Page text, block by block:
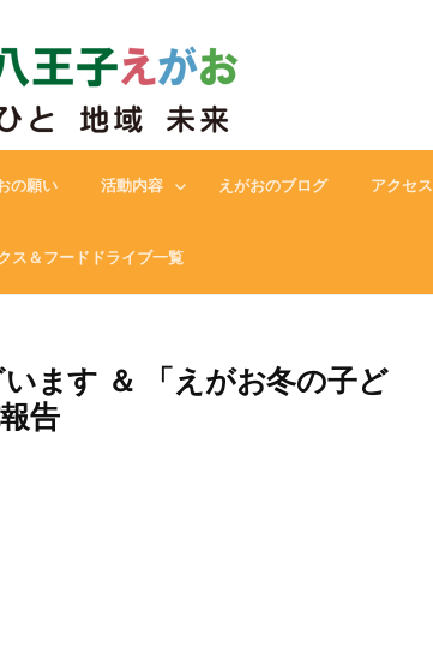
の願い 活動内容 えがおのブログ アクセス
ス＆フードドライブ一覧
ます ＆ 「えがお冬の子ど
告